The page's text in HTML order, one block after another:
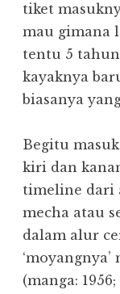
tiket
mau gimana
tentu 5
kayaknya
biasanya
Begitu
kiri dan
timeline dari
mecha atau
dalam alur
(manga: